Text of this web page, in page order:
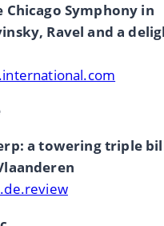
Chicago Symphony in
Ravel and a
a towering triple